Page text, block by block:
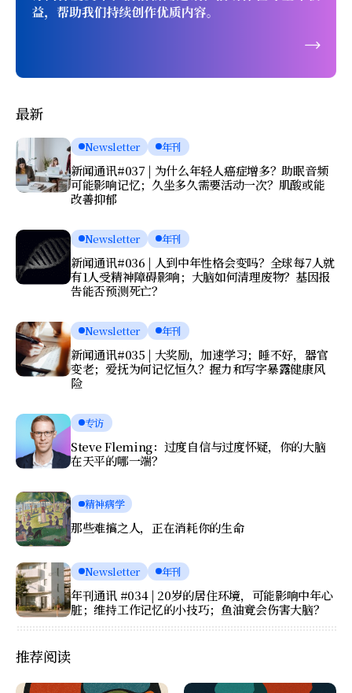
最新
Newsletter 年刊
新闻通讯#037 | 为什么年轻人癌症增多？助眠音频
可能影响记忆；久坐多久需要活动一次？肌酸或能
改善抑郁
Newsletter 年刊
新闻通讯#036 | 人到中年性格会变吗？全球每7人就
有1人受精神障碍影响；大脑如何清理废物？基因报
告能否预测死亡？
Newsletter 年刊
新闻通讯#035 | 大奖励，加速学习；睡不好，器官
变老；爱抚为何记忆恒久？握力和写字暴露健康风
险
专访
Steve Fleming：过度自信与过度怀疑，你的大脑
在天平的哪一端？
精神病学
那些难搞之人，正在消耗你的生命
Newsletter 年刊
年刊通讯 #034 | 20岁的居住环境，可能影响中年心
脏；维持工作记忆的小技巧；鱼油竟会伤害大脑？
推荐阅读